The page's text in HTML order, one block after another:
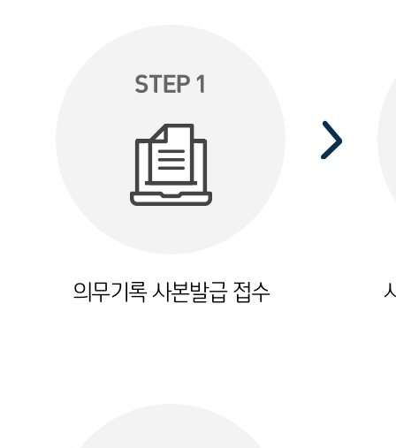
STEP 1
의무기록 사본발급 접수